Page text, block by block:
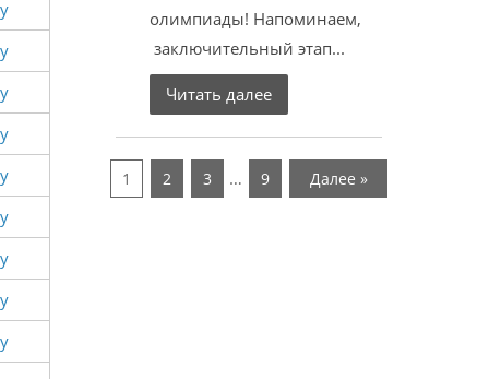
олимпиады! Напоминаем,
заключительный этап...
Читать далее
1 2 3 … 9 Далее »